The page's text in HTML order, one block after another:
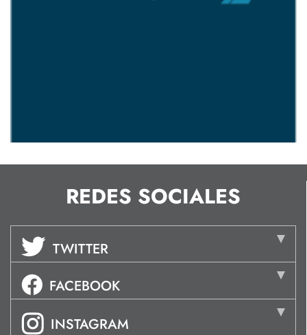
REDES SOCIALES
TWITTER
FACEBOOK
INSTAGRAM